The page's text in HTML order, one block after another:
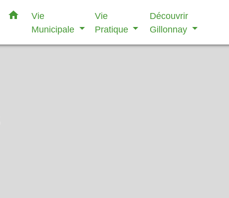
home
Vie
Municipale
Vie
Pratique
Découvrir
Gillonnay